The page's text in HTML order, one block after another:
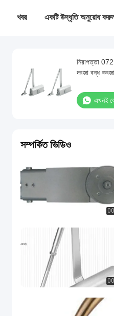
খবর একটি উদ্ধৃতি অনুরোধ
নিরাপত্তা
দরজা বন্ধ কবজা
এখনই
সম্পর্কিত ভিডিও